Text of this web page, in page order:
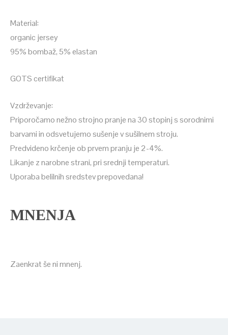
Material:
organic jersey
95% bombaž, 5% elastan
GOTS certifikat
Vzdrževanje:
Priporočamo nežno strojno pranje na 30 stopinj s sorodnimi
barvami in odsvetujemo sušenje v sušilnem stroju.
Predvideno krčenje ob prvem pranju je 2-4%.
Likanje z narobne strani, pri srednji temperaturi.
Uporaba belilnih sredstev prepovedana!
MNENJA
Zaenkrat še ni mnenj.